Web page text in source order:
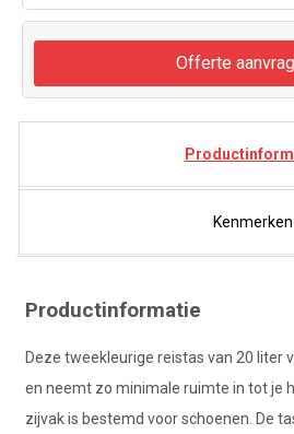
Offerte
Kenmerken
Productinformatie
Deze tweekleurige reistas van 20 liter
en neemt zo minimale ruimte in tot je
zijvak is bestemd voor schoenen. De